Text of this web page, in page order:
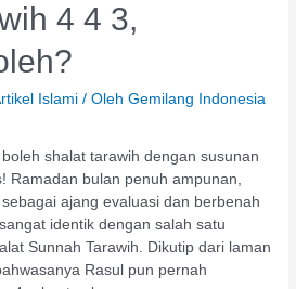
4 4 3,
Islami / OlehGemilang Indonesia
shalat tarawih dengan susunan
Ramadan bulan penuh ampunan,
ajang evaluasi dan berbenah
identik dengan salah satu
Sunnah Tarawih. Dikutip dari laman
Rasul pun pernah